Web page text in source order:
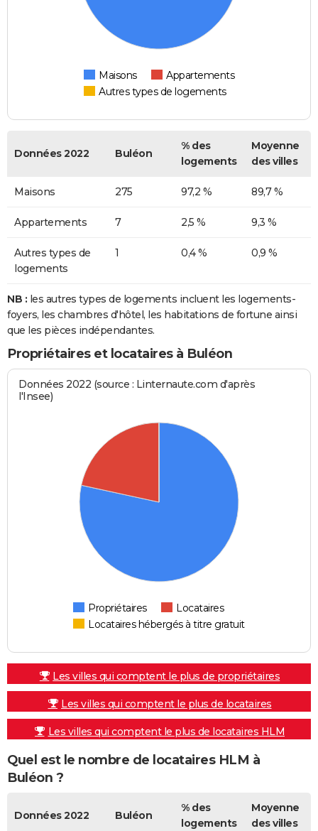
Maisons
Appartements
Autres types de logements
Données 2022 Buléon
% des
logements
Moyenne
des villes
Maisons 275 97,2 % 89,7 %
Appartements 7 2,5 % 9,3 %
Autres types de
logements
1 0,4 % 0,9 %
NB : les autres types de logements incluent les logements-
foyers, les chambres d'hôtel, les habitations de fortune ainsi
que les pièces indépendantes.
Propriétaires et locataires à Buléon
Données 2022 (source : Linternaute.com d'après
l'Insee)
Propriétaires
Locataires
Locataires hébergés à titre gratuit
Les villes qui comptent le plus de propriétaires
Les villes qui comptent le plus de locataires
Les villes qui comptent le plus de locataires HLM
Quel est le nombre de locataires HLM à
Buléon ?
Données 2022 Buléon
% des
logements
Moyenne
des villes